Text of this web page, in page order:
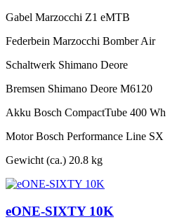
Gabel Marzocchi Z1 eMTB
Federbein Marzocchi Bomber Air
Schaltwerk Shimano Deore
Bremsen Shimano Deore M6120
Akku Bosch CompactTube 400 Wh
Motor Bosch Performance Line SX
Gewicht (ca.) 20.8 kg
eONE-SIXTY 10K